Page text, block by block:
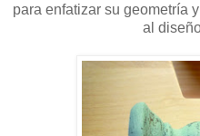
para enfatizar su geometría
al